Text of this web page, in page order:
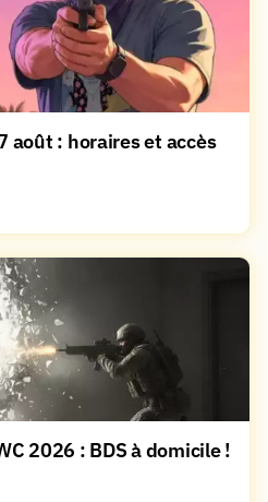
août : horaires et accès
2026 : BDS à domicile !